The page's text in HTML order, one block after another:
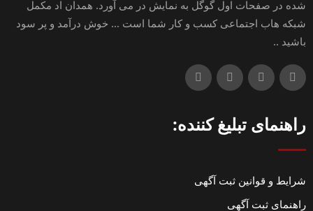
شده در صفحات اول گوگل به نمایش در می آورد. همدان اد مکمل
شبکه هاب اجتماعی کسب و کار شما است ... خوش درآمد و پر سود
باشید ..
راهنمای تبلیغ کننده:
شرایط و قوانین ثبت آگهی
راهنمای ثبت آگهی